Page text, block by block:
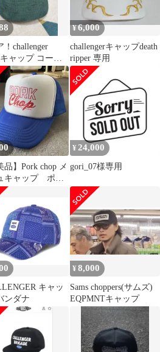
！challenger
キャップ コーデ
¥6,000
challengerキャップdeath
ripper 専用
品】Pork chop メ
キャップ ポー
プ
¥ 24,000
gori_07様専用
キャッ
ダナ
¥8,000
Sams choppers(サムズ)
EQPMNTキャップ